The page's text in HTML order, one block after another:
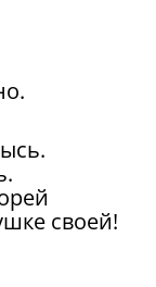
своей!